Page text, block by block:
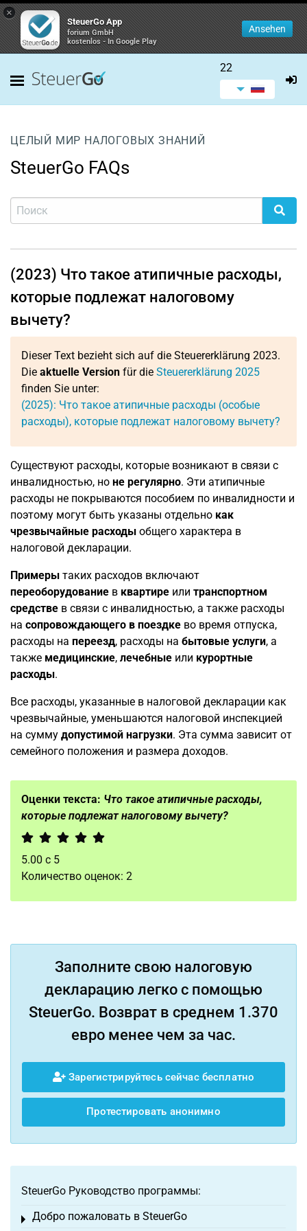
×
SteuerGo App
forium GmbH
kostenlos - In Google Play
Ansehen
22
ЦЕЛЫЙ МИР НАЛОГОВЫХ ЗНАНИЙ
SteuerGo FAQs
(2023) Что такое атипичные расходы,
которые подлежат налоговому
вычету?
Dieser Text bezieht sich auf die Steuererklärung 2023.
Die aktuelle Version für die Steuererklärung 2025
finden Sie unter:
(2025): Что такое атипичные расходы (особые
расходы), которые подлежат налоговому вычету?
Существуют расходы, которые возникают в связи с
инвалидностью, но не регулярно. Эти атипичные
расходы не покрываются пособием по инвалидности и
поэтому могут быть указаны отдельно как
чрезвычайные расходы общего характера в
налоговой декларации.
Примеры таких расходов включают
переоборудование в квартире или транспортном
средстве в связи с инвалидностью, а также расходы
на сопровождающего в поездке во время отпуска,
расходы на переезд, расходы на бытовые услуги, а
также медицинские, лечебные или курортные
расходы.
Все расходы, указанные в налоговой декларации как
чрезвычайные, уменьшаются налоговой инспекцией
на сумму допустимой нагрузки. Эта сумма зависит от
семейного положения и размера доходов.
Оценки текста: Что такое атипичные расходы,
которые подлежат налоговому вычету?
5.00 с 5
Количество оценок: 2
Заполните свою налоговую
декларацию легко с помощью
SteuerGo. Возврат в среднем 1.370
евро менее чем за час.
Зарегистрируйтесь сейчас бесплатно
Протестировать анонимно
SteuerGo Руководство программы:
Добро пожаловать в SteuerGo
Toggle menu